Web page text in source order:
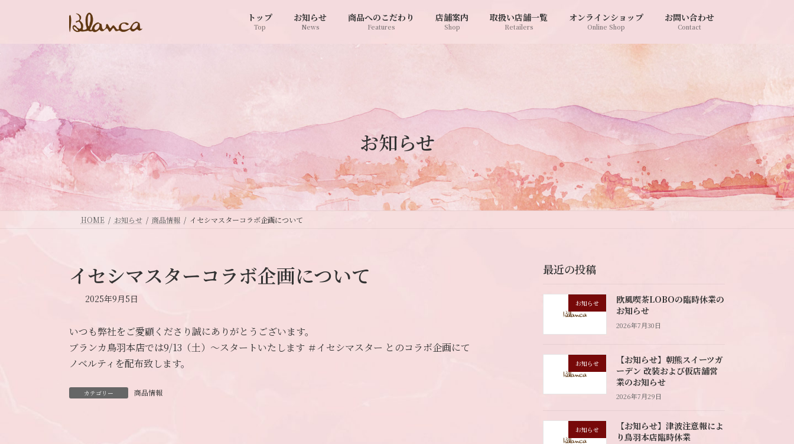
ッ
プ
移
動
トップ
Top
お知らせ
News
商品へのこだわり
Features
店舗案内
Shop
取扱い店舗一覧
Retailers
オンラインショップ
Online Shop
お問い合わせ
Contact
お知らせ
HOME お知らせ 商品情報 イセシマスターコラボ企画について
イセシマスターコラボ企画について
2025年9月5日
いつも弊社をご愛顧くださり誠にありがとうございます。
ブランカ鳥羽本店では9/13（土）～スタートいたします ＃イセシマスター とのコラボ企画にて
ノベルティを配布致します。
カテゴリー 商品情報
最近の投稿
お知らせ
欧風喫茶LOBOの臨時休業の
お知らせ
2026年7月30日
お知らせ
【お知らせ】朝熊スイーツガ
ーデン 改装および仮店舗営
業のお知らせ
2026年7月29日
お知らせ
【お知らせ】津波注意報によ
り鳥羽本店臨時休業